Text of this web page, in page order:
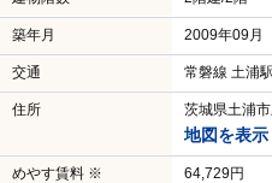
築年月 2009年09月
交通 常磐線 土浦
住所 茨城県土浦
地図を表示
めやす賃料 ※
64,729円